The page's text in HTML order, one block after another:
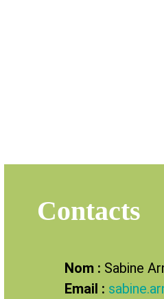
Contacts
Nom : Sabine
Email :